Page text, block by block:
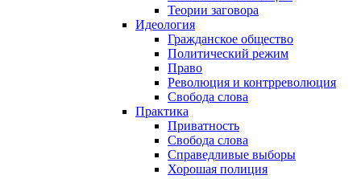
Теории заговора
Идеология
Гражданское общество
Политический режим
Право
Революция и контрреволюция
Свобода слова
Практика
Приватность
Свобода слова
Справедливые выборы
Хорошая полиция